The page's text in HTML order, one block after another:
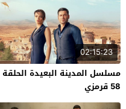
02:15:23
مسلسل المدينة البعيدة الحلقة
58 قرمزي